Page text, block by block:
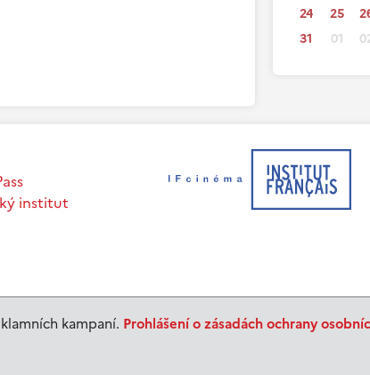
kampaní. Prohlášení o zásadách ochrany
24
25
31
01
institut